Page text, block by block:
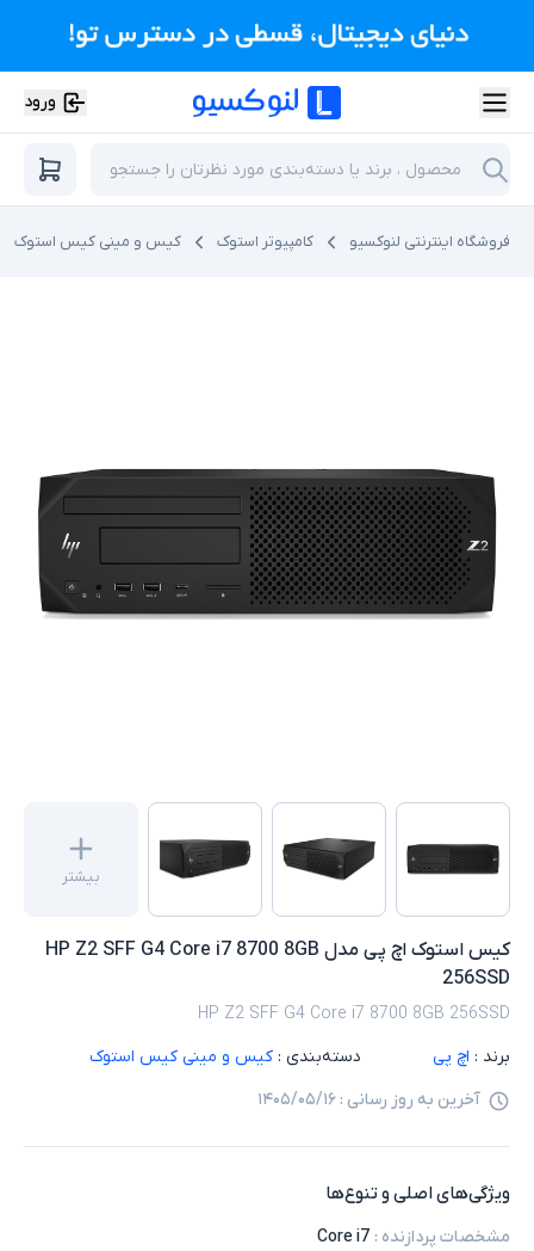
ورود
فروشگاه اینترنتی لنوکسیو کامپیوتر استوک کیس و مینی کیس استوک
بیشتر
کیس استوک اچ پی مدل HP Z2 SFF G4 Core i7 8700 8GB
256SSD
HP Z2 SFF G4 Core i7 8700 8GB 256SSD
برند : اچ پی دسته‌بندی : کیس و مینی کیس استوک
آخرین به روز رسانی : ۱۴۰۵/۰۵/۱۶
ویژگی‌های اصلی و تنوع‌ها
مشخصات پردازنده :
Core i7